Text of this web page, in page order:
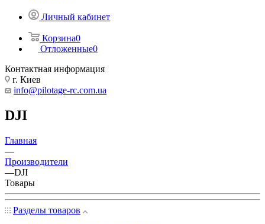
Личный кабинет
Корзина0
Отложенные0
Контактная информация
г. Киев
info@pilotage-rc.com.ua
DJI
Главная
—
Производители
—DJI
Товары
Разделы товаров